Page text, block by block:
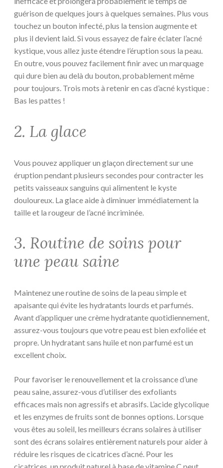
guérison de quelques jours à quelques semaines. Plus vous
touchez un bouton infecté, plus la tension augmente et
plus il devient laid. Si vous essayez de faire éclater l’acné
kystique, vous allez juste étendre l’éruption sous la peau.
En outre, vous pouvez facilement finir avec un marquage
qui dure bien au delà du bouton, probablement même
pour toujours. Trois mots à retenir en cas d’acné kystique :
Bas les pattes !
2. La glace
Vous pouvez appliquer un glaçon directement sur une
éruption pendant plusieurs secondes pour contracter les
petits vaisseaux sanguins qui alimentent le kyste
douloureux. La glace aide à diminuer immédiatement la
taille et la rougeur de l’acné incriminée.
3. Routine de soins pour
une peau saine
Maintenez une routine de soins de la peau simple et
apaisante qui évite les hydratants lourds et parfumés.
Avant d’appliquer une crème hydratante quotidiennement,
assurez-vous toujours que votre peau est bien exfoliée et
propre. Un hydratant sans huile et non parfumé est un
excellent choix.
Pour favoriser le renouvellement et la croissance d’une
peau saine, assurez-vous d’utiliser des exfoliants
efficaces mais non agressifs et abrasifs. L’acide glycolique
et les enzymes de fruits sont de bonnes options. Lorsque
vous êtes au soleil, les meilleurs écrans solaires à utiliser
sont des écrans solaires entièrement naturels pour aider à
réduire les risques de cicatrices d’acné. Pour les